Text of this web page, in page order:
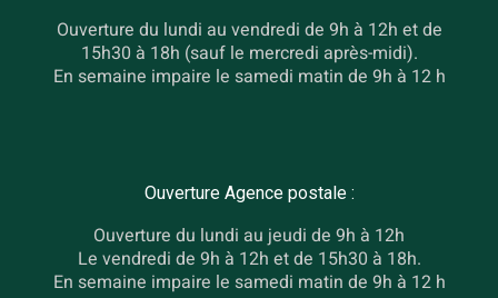
Ouverture du lundi au vendredi de 9h à 12h et de
15h30 à 18h (sauf le mercredi après-midi).
En semaine impaire le samedi matin de 9h à 12 h
Ouverture Agence postale :
Ouverture du lundi au jeudi de 9h à 12h
Le vendredi de 9h à 12h et de 15h30 à 18h.
En semaine impaire le samedi matin de 9h à 12 h